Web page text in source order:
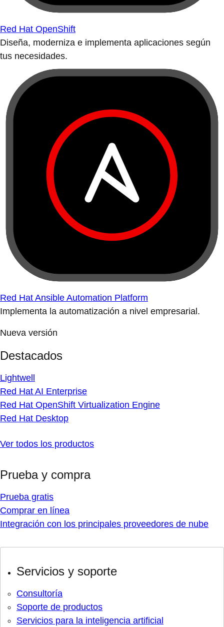
Red Hat OpenShift
Diseña, moderniza e implementa aplicaciones según
tus necesidades.
Red Hat Ansible Automation Platform
Implementa la automatización a nivel empresarial.
Nueva versión
Destacados
Lightwell
Red Hat AI Enterprise
Red Hat OpenShift Virtualization Engine
Red Hat Desktop
Ver todos los productos
Prueba y compra
Prueba gratis
Comprar en línea
Integración con los principales proveedores de nube
Servicios y soporte
Consultoría
Soporte de productos
Servicios para la inteligencia artificial